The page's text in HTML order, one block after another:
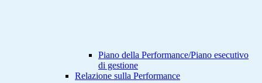
Piano della Performance/Piano esecutivo
di gestione
Relazione sulla Performance